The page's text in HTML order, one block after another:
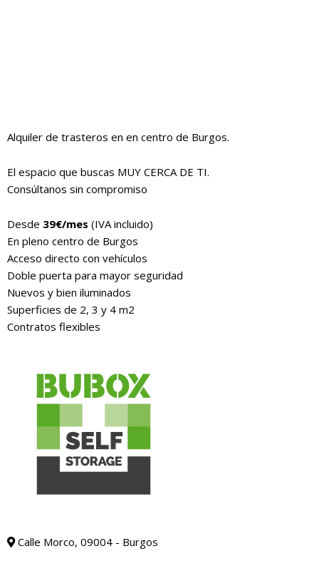
Alquiler de trasteros en en centro de Burgos.
El espacio que buscas MUY CERCA DE TI.
Consúltanos sin compromiso
Desde 39€/mes (IVA incluido)
En pleno centro de Burgos
Acceso directo con vehículos
Doble puerta para mayor seguridad
Nuevos y bien iluminados
Superficies de 2, 3 y 4 m2
Contratos flexibles
Calle Morco, 09004 - Burgos